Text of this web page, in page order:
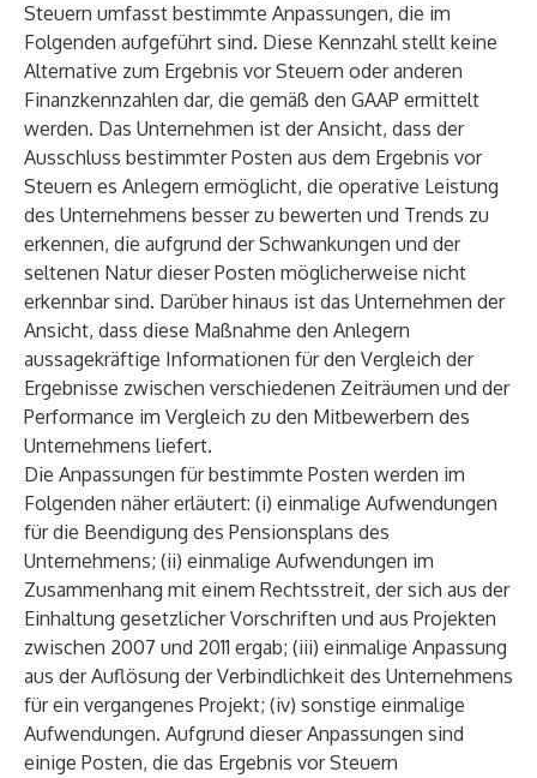
Steuern umfasst bestimmte Anpassungen, die im
Folgenden aufgeführt sind. Diese Kennzahl stellt keine
Alternative zum Ergebnis vor Steuern oder anderen
Finanzkennzahlen dar, die gemäß den GAAP ermittelt
werden. Das Unternehmen ist der Ansicht, dass der
Ausschluss bestimmter Posten aus dem Ergebnis vor
Steuern es Anlegern ermöglicht, die operative Leistung
des Unternehmens besser zu bewerten und Trends zu
erkennen, die aufgrund der Schwankungen und der
seltenen Natur dieser Posten möglicherweise nicht
erkennbar sind. Darüber hinaus ist das Unternehmen der
Ansicht, dass diese Maßnahme den Anlegern
aussagekräftige Informationen für den Vergleich der
Ergebnisse zwischen verschiedenen Zeiträumen und der
Performance im Vergleich zu den Mitbewerbern des
Unternehmens liefert.
Die Anpassungen für bestimmte Posten werden im
Folgenden näher erläutert: (i) einmalige Aufwendungen
für die Beendigung des Pensionsplans des
Unternehmens; (ii) einmalige Aufwendungen im
Zusammenhang mit einem Rechtsstreit, der sich aus der
Einhaltung gesetzlicher Vorschriften und aus Projekten
zwischen 2007 und 2011 ergab; (iii) einmalige Anpassung
aus der Auflösung der Verbindlichkeit des Unternehmens
für ein vergangenes Projekt; (iv) sonstige einmalige
Aufwendungen. Aufgrund dieser Anpassungen sind
einige Posten, die das Ergebnis vor Steuern